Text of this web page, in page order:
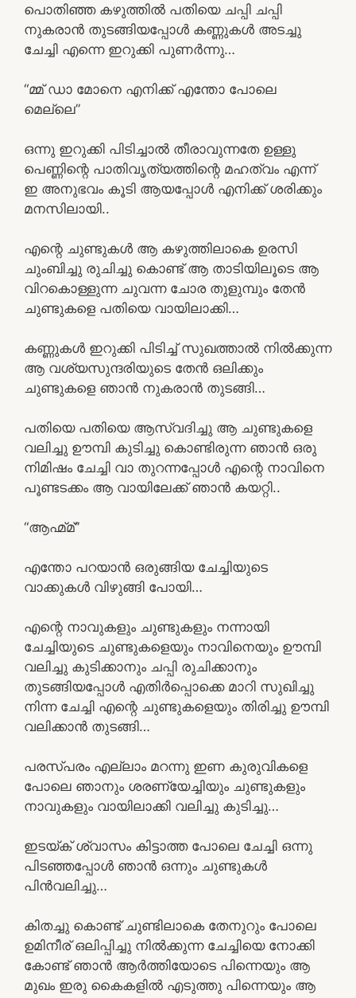
പൊതിഞ്ഞ കഴുത്തിൽ പതിയെ ചപ്പി ചപ്പി
നുകരാൻ തുടങ്ങിയപ്പോൾ കണ്ണുകൾ അടച്ചു
ചേച്ചി എന്നെ ഇറുക്കി പുണർന്നു…
“മ്മ് ഡാ മോനെ എനിക്ക് എന്തോ പോലെ
മെല്ലെ”
ഒന്നു ഇറുക്കി പിടിച്ചാൽ തീരാവുന്നതേ ഉള്ളു
പെണ്ണിന്റെ പാതിവൃത്യത്തിന്റെ മഹത്വം എന്ന്
ഇ അനുഭവം കൂടി ആയപ്പോൾ എനിക്ക് ശരിക്കും
മനസിലായി..
എന്റെ ചുണ്ടുകൾ ആ കഴുത്തിലാകെ ഉരസി
ചുംബിച്ചു രുചിച്ചു കൊണ്ട് ആ താടിയിലൂടെ ആ
വിറകൊള്ളുന്ന ചുവന്ന ചോര തുളുമ്പും തേൻ
ചുണ്ടുകളെ പതിയെ വായിലാക്കി…
കണ്ണുകൾ ഇറുക്കി പിടിച്ച് സുഖത്താൽ നിൽക്കുന്ന
ആ വശ്യസുന്ദരിയുടെ തേൻ ഒലിക്കും
ചുണ്ടുകളെ ഞാൻ നുകരാൻ തുടങ്ങി…
പതിയെ പതിയെ ആസ്വദിച്ചു ആ ചുണ്ടുകളെ
വലിച്ചു ഊമ്പി കുടിച്ചു കൊണ്ടിരുന്ന ഞാൻ ഒരു
നിമിഷം ചേച്ചി വാ തുറന്നപ്പോൾ എന്റെ നാവിനെ
പൂണ്ടടക്കം ആ വായിലേക്ക് ഞാൻ കയറ്റി..
“ആഹ്മ്മ്‌”
എന്തോ പറയാൻ ഒരുങ്ങിയ ചേച്ചിയുടെ
വാക്കുകൾ വിഴുങ്ങി പോയി…
എന്റെ നാവുകളും ചുണ്ടുകളും നന്നായി
ചേച്ചിയുടെ ചുണ്ടുകളെയും നാവിനെയും ഊമ്പി
വലിച്ചു കുടിക്കാനും ചപ്പി രുചിക്കാനും
തുടങ്ങിയപ്പോൾ എതിർപ്പൊക്കെ മാറി സുഖിച്ചു
നിന്ന ചേച്ചി എന്റെ ചുണ്ടുകളെയും തിരിച്ചു ഊമ്പി
വലിക്കാൻ തുടങ്ങി…
പരസ്പരം എല്ലാം മറന്നു ഇണ കുരുവികളെ
പോലെ ഞാനും ശരണ്യേച്ചിയും ചുണ്ടുകളും
നാവുകളും വായിലാക്കി വലിച്ചു കുടിച്ചു…
ഇടയ്ക് ശ്വാസം കിട്ടാത്ത പോലെ ചേച്ചി ഒന്നു
പിടഞ്ഞപ്പോൾ ഞാൻ ഒന്നും ചുണ്ടുകൾ
പിൻവലിച്ചു…
കിതച്ചു കൊണ്ട് ചുണ്ടിലാകെ തേനുറും പോലെ
ഉമിനീര് ഒലിപ്പിച്ചു നിൽക്കുന്ന ചേച്ചിയെ നോക്കി
കോണ്ട് ഞാൻ ആർത്തിയോടെ പിന്നെയും ആ
മുഖം ഇരു കൈകളിൽ എടുത്തു പിന്നെയും ആ